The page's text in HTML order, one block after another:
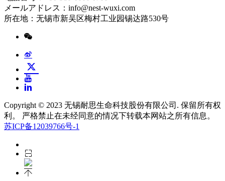
メールアドレス：info@nest-wuxi.com
所在地：无锡市新吴区梅村工业园锡达路530号
Copyright © 2023 无锡耐思生命科技股份有限公司. 保留所有权
利。 严格禁止在未经同意的情况下转载本网站之所有信息。
苏ICP备12039766号-1